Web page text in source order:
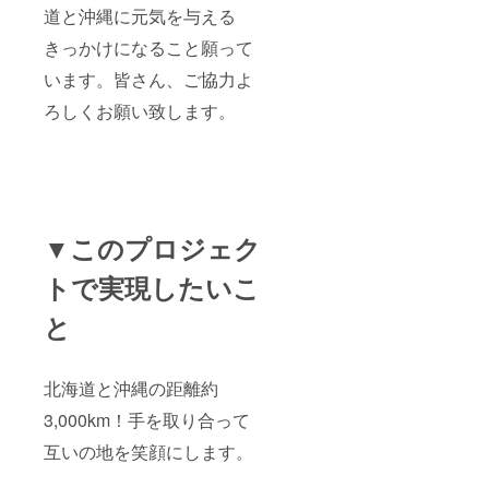
道と沖縄に元気を与える
きっかけになること願って
います。皆さん、ご協力よ
ろしくお願い致します。
▼このプロジェク
トで実現したいこ
と
北海道と沖縄の距離約
3,000km！手を取り合って
互いの地を笑顔にします。